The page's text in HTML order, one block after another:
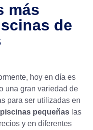
más
de
hoy en día es
una gran variedad de
para ser utilizadas en
piscinas pequeñas las
y en diferentes